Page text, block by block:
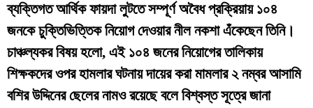
ব্যক্তিগত আর্থিক ফায়দা লুটতে সম্পূর্ণ অবৈধ প্রক্রিয়ায় ১০৪
জনকে চুক্তিভিত্তিক নিয়োগ দেওয়ার নীল নকশা এঁকেছেন তিনি।
চাঞ্চল্যকর বিষয় হলো, এই ১০৪ জনের নিয়োগের তালিকায়
শিক্ষকদের ওপর হামলার ঘটনায় দায়ের করা মামলার ২ নম্বর আসামি
বশির উদ্দিনের ছেলের নামও রয়েছে বলে বিশ্বস্ত সূত্রে জানা